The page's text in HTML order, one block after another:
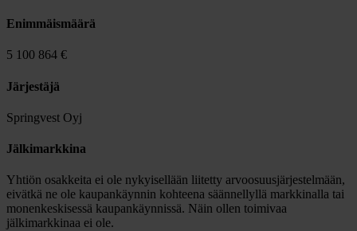
Enimmäismäärä
5 100 864 €
Järjestäjä
Springvest Oyj
Jälkimarkkina
Yhtiön osakkeita ei ole nykyisellään liitetty arvoosuusjärjestelmään,
eivätkä ne ole kaupankäynnin kohteena säännellyllä markkinalla tai
monenkeskisessä kaupankäynnissä. Näin ollen toimivaa
jälkimarkkinaa ei ole.